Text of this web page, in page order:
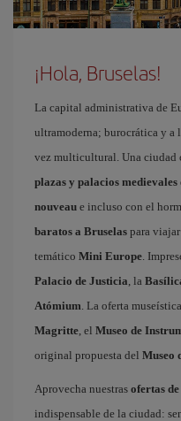
¡Hola, Bruselas!
La capital administrativa de
ultramoderna; burocrática y a
vez multicultural. Una ciudad
plazas y palacios medievales
nouveau e incluso con el
baratos a Bruselas para
temático Mini Europe.
Palacio de Justicia, la
Atómium. La oferta
Magritte, el Museo de
original propuesta del Museo
Aprovecha nuestras ofertas
indispensable de la ciudad: